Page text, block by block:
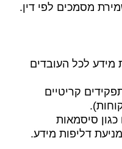
מסמכים לפי דין.
מידע לכל העובדים
קריטיים
כגון סיסמאות
דליפות מידע.